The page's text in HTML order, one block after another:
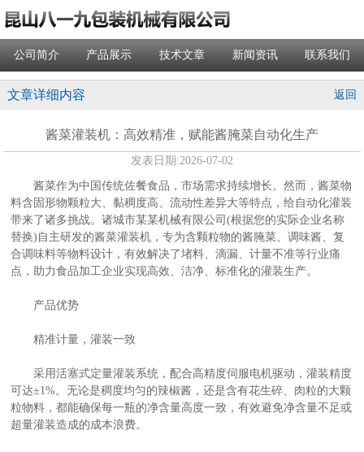
公司简介 产品展示 技术文章 新闻资讯 联系我们
文章详细内容 返回
酱菜灌装机：高效精准，赋能酱腌菜自动化生产
发表日期:2026-07-02
酱菜作为中国传统佐餐食品，市场需求持续增长。然而，酱菜物
料含固形物颗粒大、黏稠度高、流动性差异大等特点，给自动化灌装
带来了诸多挑战。诸城市某某机械有限公司(根据您的实际企业名称
替换)自主研发的酱菜灌装机，专为含颗粒物的酱腌菜、调味酱、复
合调味料等物料设计，有效解决了堵料、滴漏、计量不准等行业痛
点，助力食品加工企业实现高效、洁净、标准化的灌装生产。
产品优势
精准计量，灌装一致
采用活塞式定量灌装系统，配合高精度伺服电机驱动，灌装精度
可达±1%。无论是稠度均匀的辣椒酱，还是含有花生碎、肉粒的大颗
粒物料，都能确保每一瓶的净含量高度一致，有效避免净含量不足或
超量灌装造成的成本浪费。